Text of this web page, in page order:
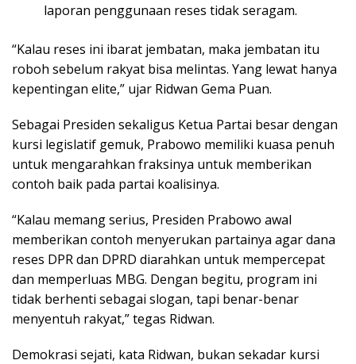
laporan penggunaan reses tidak seragam.
“Kalau reses ini ibarat jembatan, maka jembatan itu
roboh sebelum rakyat bisa melintas. Yang lewat hanya
kepentingan elite,” ujar Ridwan Gema Puan.
Sebagai Presiden sekaligus Ketua Partai besar dengan
kursi legislatif gemuk, Prabowo memiliki kuasa penuh
untuk mengarahkan fraksinya untuk memberikan
contoh baik pada partai koalisinya.
“Kalau memang serius, Presiden Prabowo awal
memberikan contoh menyerukan partainya agar dana
reses DPR dan DPRD diarahkan untuk mempercepat
dan memperluas MBG. Dengan begitu, program ini
tidak berhenti sebagai slogan, tapi benar-benar
menyentuh rakyat,” tegas Ridwan.
Demokrasi sejati, kata Ridwan, bukan sekadar kursi